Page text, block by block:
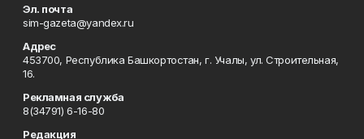
Эл. почта
sim-gazeta@yandex.ru
Адрес
453700, Республика Башкортостан, г. Учалы, ул. Строительная,
16.
Рекламная служба
8(34791) 6-16-80
Редакция